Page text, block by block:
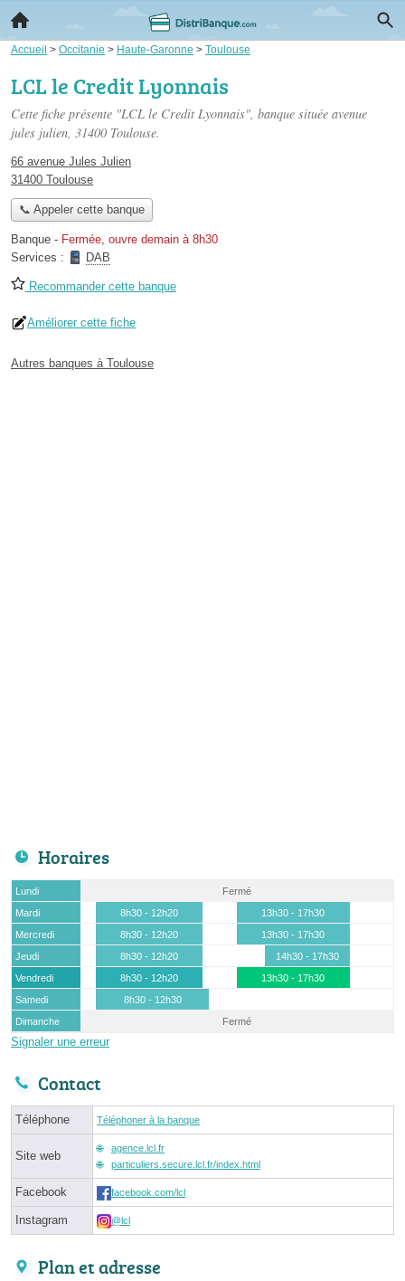
Accueil > Occitanie > Haute-Garonne > Toulouse
LCL le Credit Lyonnais
Cette fiche présente "LCL le Credit Lyonnais", banque située avenue
jules julien, 31400 Toulouse.
66 avenue Jules Julien
31400 Toulouse
📞 Appeler cette banque
Banque - Fermée, ouvre demain à 8h30
Services :
DAB
Recommander cette banque
Améliorer cette fiche
Autres banques à Toulouse
Horaires
Lundi
Fermé
Mardi
8h30 - 12h20
13h30 - 17h30
Mercredi
8h30 - 12h20
13h30 - 17h30
Jeudi
8h30 - 12h20
14h30 - 17h30
Vendredi
8h30 - 12h20
13h30 - 17h30
Samedi
8h30 - 12h30
Dimanche
Fermé
Signaler une erreur
Contact
Téléphone Téléphoner à la banque
Site web
agence.lcl.fr
particuliers.secure.lcl.fr/index.html
Facebook facebook.com/lcl
Instagram @lcl
Plan et adresse